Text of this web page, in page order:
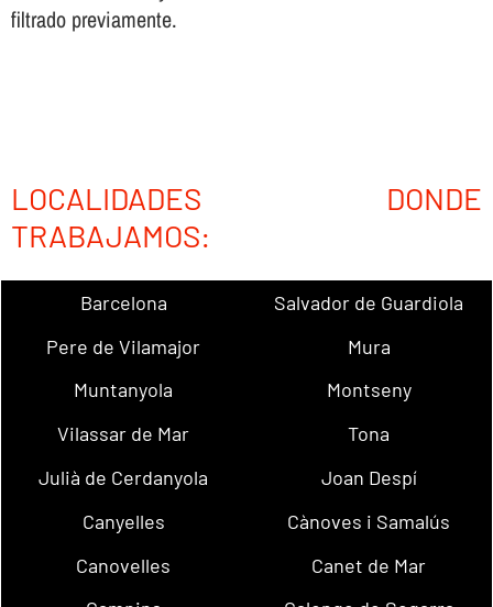
filtrado previamente.
LOCALIDADES DONDE
TRABAJAMOS:
Barcelona
Salvador de Guardiola
Pere de Vilamajor
Mura
Muntanyola
Montseny
Vilassar de Mar
Tona
Julià de Cerdanyola
Joan Despí
Canyelles
Cànoves i Samalús
Canovelles
Canet de Mar